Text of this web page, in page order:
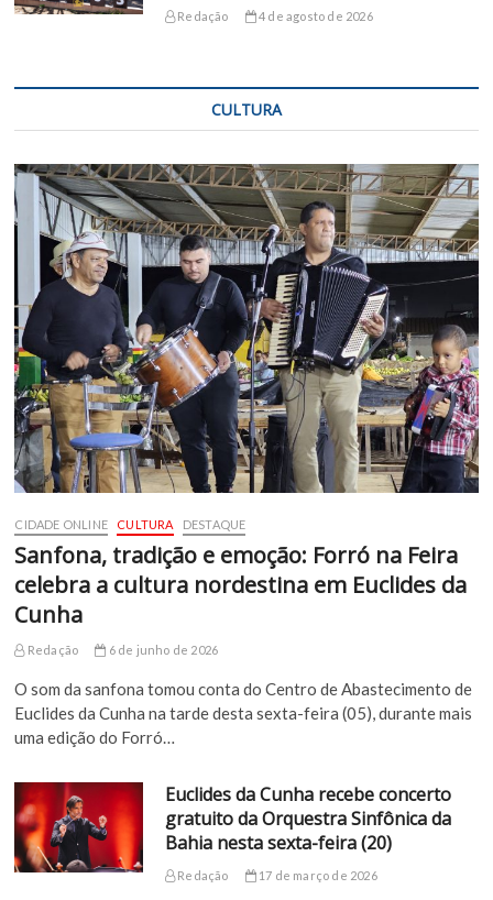
Redação 4 de agosto de 2026
CULTURA
CIDADE ONLINE CULTURA DESTAQUE
Sanfona, tradição e emoção: Forró na Feira
celebra a cultura nordestina em Euclides da
Cunha
Redação 6 de junho de 2026
O som da sanfona tomou conta do Centro de Abastecimento de
Euclides da Cunha na tarde desta sexta-feira (05), durante mais
uma edição do Forró…
Euclides da Cunha recebe concerto
gratuito da Orquestra Sinfônica da
Bahia nesta sexta-feira (20)
Redação 17 de março de 2026